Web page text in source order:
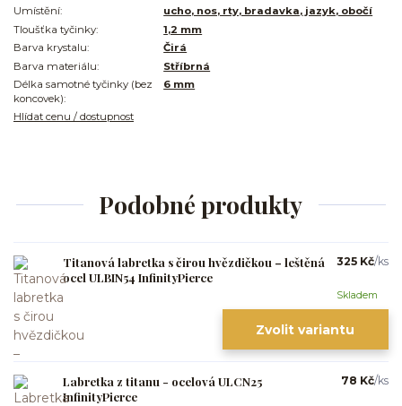
Umístění:
ucho, nos, rty, bradavka, jazyk, obočí
Tloušťka tyčinky:
1,2 mm
Barva krystalu:
Čirá
Barva materiálu:
Stříbrná
Délka samotné tyčinky (bez
koncovek):
6 mm
Hlídat cenu / dostupnost
Podobné produkty
Titanová labretka s čirou hvězdičkou – leštěná
ocel ULBIN54 InfinityPierce
325 Kč/ks
Skladem
Zvolit variantu
Labretka z titanu - ocelová ULCN25
InfinityPierce
78 Kč/ks